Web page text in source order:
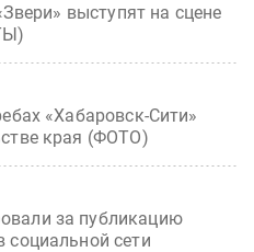
выступят на сцене
«Хабаровск-Сити»
края (ФОТО)
за публикацию
социальной сети